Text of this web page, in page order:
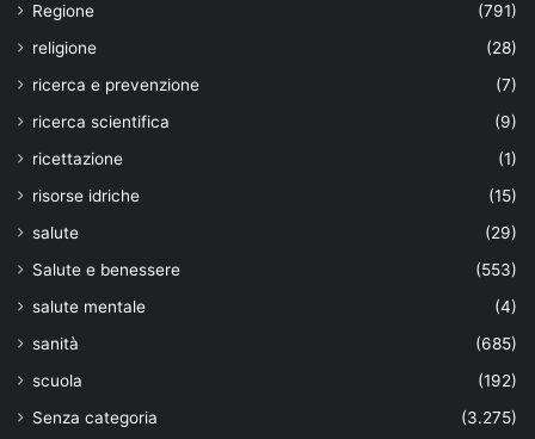
Regione
(791)
religione
(28)
ricerca e prevenzione
(7)
ricerca scientifica
(9)
ricettazione
(1)
risorse idriche
(15)
salute
(29)
Salute e benessere
(553)
salute mentale
(4)
sanità
(685)
scuola
(192)
Senza categoria
(3.275)